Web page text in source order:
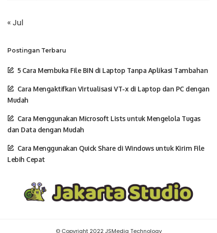
« Jul
Postingan Terbaru
5 Cara Membuka File BIN di Laptop Tanpa Aplikasi Tambahan
Cara Mengaktifkan Virtualisasi VT-x di Laptop dan PC dengan
Mudah
Cara Menggunakan Microsoft Lists untuk Mengelola Tugas
dan Data dengan Mudah
Cara Menggunakan Quick Share di Windows untuk Kirim File
Lebih Cepat
© Copyright 2022 JSMedia Technology